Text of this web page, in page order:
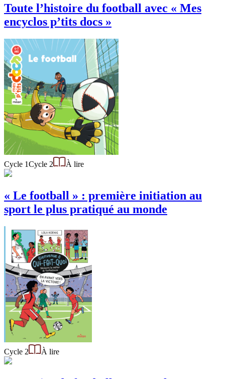
Toute l’histoire du football avec « Mes
encyclos p’tits docs »
Cycle 1Cycle 2 À lire
« Le football » : première initiation au
sport le plus pratiqué au monde
Cycle 2 À lire